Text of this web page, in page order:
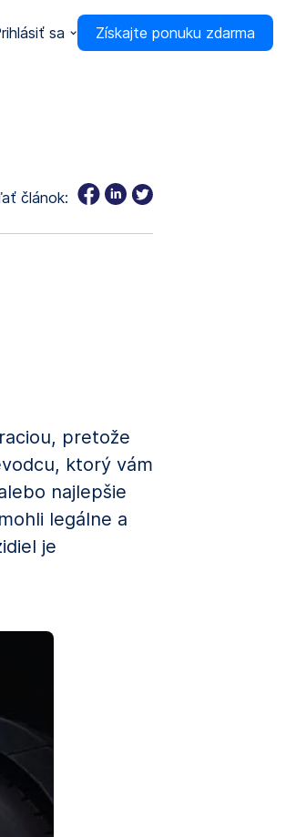
sa Získajte ponuku zdarma
článok:
pretože
ktorý vám
najlepšie
legálne a
je